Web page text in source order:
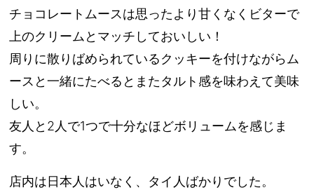
チョコレートムースは思ったより甘くなくビターで
上のクリームとマッチしておいしい！
周りに散りばめられているクッキーを付けながらム
ースと一緒にたべるとまたタルト感を味わえて美味
しい。
友人と2人で1つで十分なほどボリュームを感じま
す。
店内は日本人はいなく、タイ人ばかりでした。